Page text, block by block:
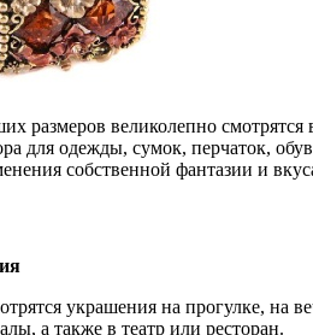
размеров великолепно
для одежды, сумок, перчаток,
собственной фантазии и
украшения на прогулке, на
а также в театр или ресторан.